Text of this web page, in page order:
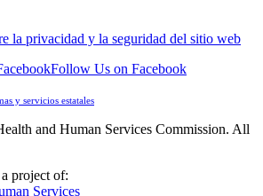
la privacidad y la seguridad del sitio web
Follow Us on Facebook
y servicios estatales
and Human Services Commission. All
project of: